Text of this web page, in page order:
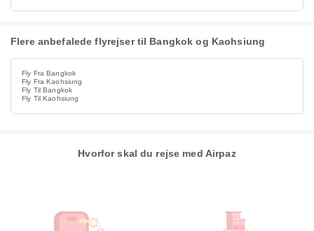
Flere anbefalede flyrejser til Bangkok og Kaohsiung
Fly Fra Bangkok
Fly Fra Kaohsiung
Fly Til Bangkok
Fly Til Kaohsiung
Hvorfor skal du rejse med Airpaz